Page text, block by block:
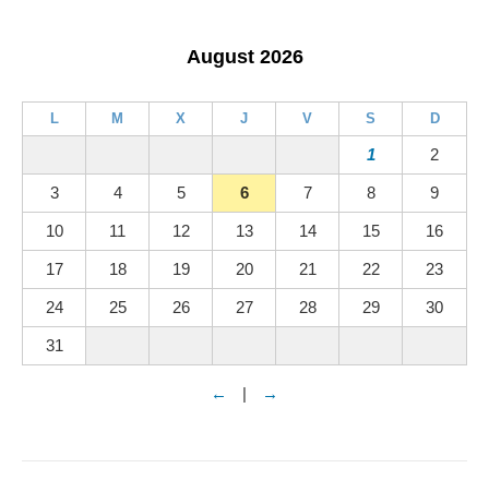
August 2026
L M X J V S D
1 2
3 4 5 6 7 8 9
10 11 12 13 14 15 16
17 18 19 20 21 22 23
24 25 26 27 28 29 30
31
← | →